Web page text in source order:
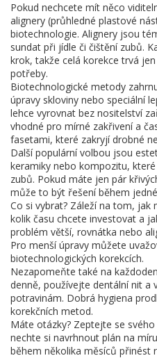
Pokud nechcete mít něco
alignery (průhledné plastové
biotechnologie. Alignery jsou
sundat při jídle či čištění zubů.
krok, takže celá korekce trvá
potřeby.
Biotechnologické metody
úpravy skloviny nebo speciální
lehce vyrovnat bez nositelství
vhodné pro mírné zakřivení a
fasetami, které zakryjí drobné
Další populární volbou jsou
keramiky nebo kompozitu,
zubů. Pokud máte jen pár
může to být řešení během
Co si vybrat? Záleží na tom, jak
kolik času chcete investovat a
problém větší, rovnátka nebo
Pro menší úpravy můžete
biotechnologických korekcích.
Nezapomeňte také na
denně, používejte dentální nit a
potravinám. Dobrá hygiena
korekčních metod.
Máte otázky? Zeptejte se
nechte si navrhnout plán na
během několika měsíců přinést